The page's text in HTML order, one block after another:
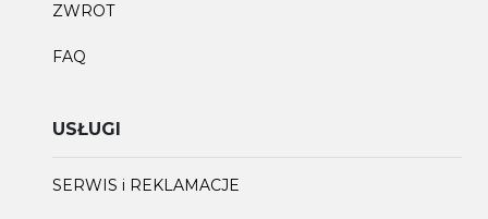
ZWROT
FAQ
USŁUGI
SERWIS i REKLAMACJE